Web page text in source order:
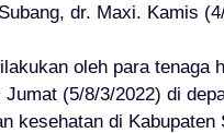
dr. Maxi. Kamis
oleh para tenaga
(5/8/3/2022) di
kesehatan di